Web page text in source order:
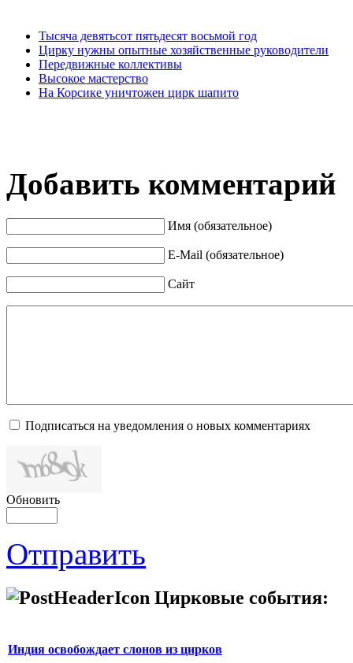
Тысяча девятьсот пятьдесят восьмой год
Цирку нужны опытные хозяйственные руково­дители
Передвижные коллективы
Высокое мастерство
На Корсике уничтожен цирк шапито
Добавить комментарий
Имя (обязательное)
E-Mail (обязательное)
Сайт
Подписаться на уведомления о новых комментариях
Обновить
Отправить
Цирковые события:
Индия освобождает слонов из цирков